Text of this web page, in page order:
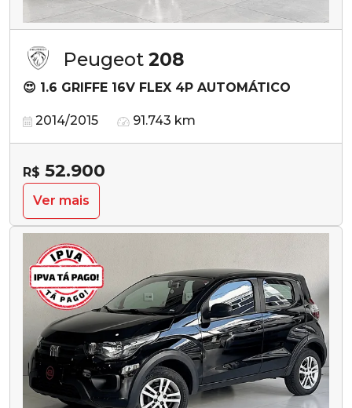
Peugeot 208
😍 1.6 GRIFFE 16V FLEX 4P AUTOMÁTICO
2014/2015 91.743 km
R$ 52.900
Ver mais